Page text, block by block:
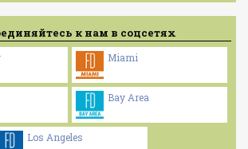
к нам в соцсетях
Miami
Bay Area
Los Angeles